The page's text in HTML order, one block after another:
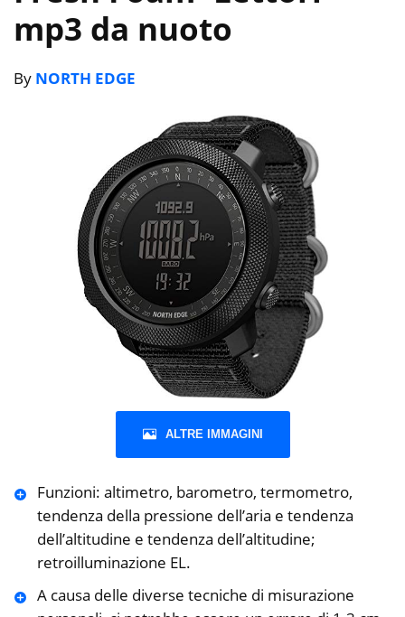
mp3 da nuoto
By NORTH EDGE
ALTRE IMMAGINI
Funzioni: altimetro, barometro, termometro,
tendenza della pressione dell’aria e tendenza
dell’altitudine e tendenza dell’altitudine;
retroilluminazione EL.
A causa delle diverse tecniche di misurazione